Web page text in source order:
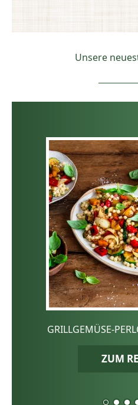
Unsere
GRILLGEMÜSE-
ZUM